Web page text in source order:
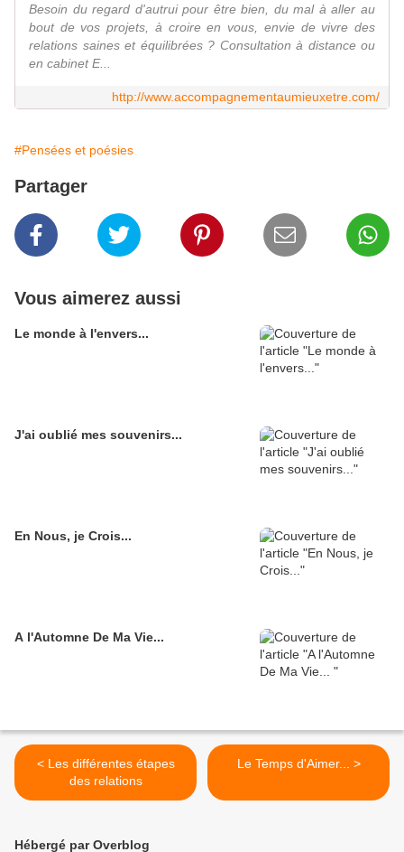
Besoin du regard d'autrui pour être bien, du mal à aller au
bout de vos projets, à croire en vous, envie de vivre des
relations saines et équilibrées ? Consultation à distance ou
en cabinet E...
http://www.accompagnementaumieuxetre.com/
#Pensées et poésies
Partager
Vous aimerez aussi
Le monde à l'envers...
J'ai oublié mes souvenirs...
En Nous, je Crois...
A l'Automne De Ma Vie...
< Les différentes étapes
des relations
Le Temps d'Aimer... >
Hébergé par Overblog